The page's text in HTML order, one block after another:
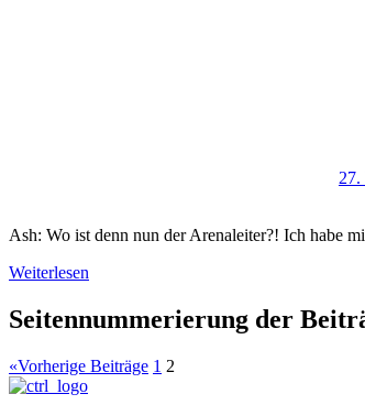
27.
Ash: Wo ist denn nun der Arenaleiter?! Ich habe
Weiterlesen
Seitennummerierung der
«Vorherige Beiträge 1 2